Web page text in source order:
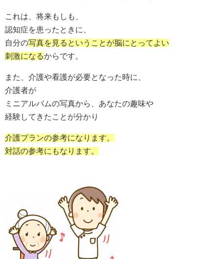
これは、将来もしも、
認知症を患ったときに、
自分の写真を見るということが脳にとってよい
刺激になるからです。
また、介護や看護が必要となった時に、
介護者が
ミニアルバムの写真から、あなたの趣味や
経験してきたことが分かり
介護プランの参考になります。
対話の参考にもなります。